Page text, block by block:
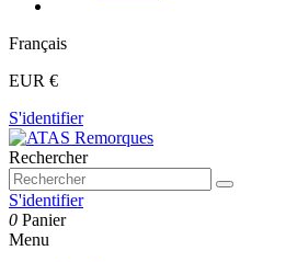
Français
EUR €
S'identifier
Rechercher
S'identifier
0 Panier
Menu